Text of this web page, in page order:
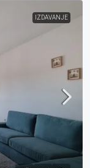
IZDAVANJE